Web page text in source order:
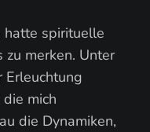
hatte spirituelle
zu merken. Unter
Erleuchtung
mich
die Dynamiken,